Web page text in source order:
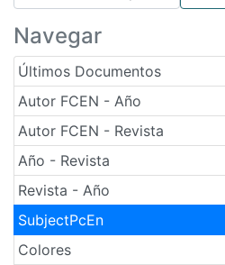
Navegar
Últimos Documentos
Autor FCEN - Año
Autor FCEN - Revista
Año - Revista
Revista - Año
SubjectPcEn
Colores